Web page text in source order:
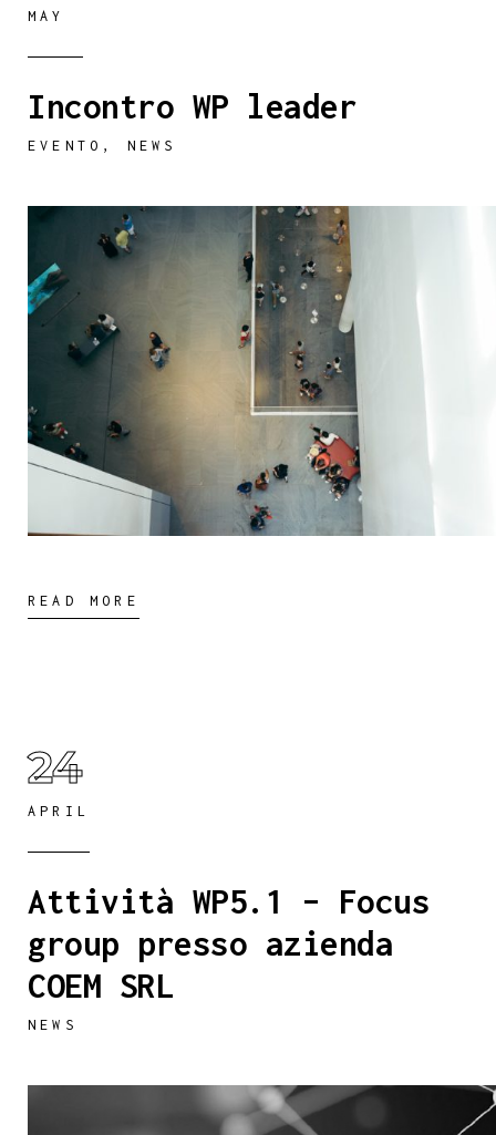
MAY
Incontro WP leader
EVENTO , NEWS
READ MORE
24
APRIL
Attività WP5.1 – Focus
group presso azienda
COEM SRL
NEWS